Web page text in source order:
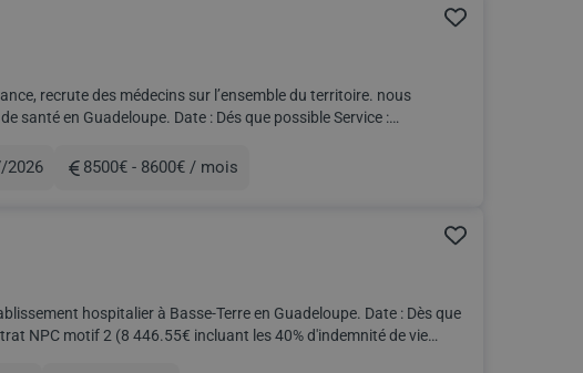
recrute des médecins sur l’ensemble du territoire. nous
: Dés que possible Service :
2026
Rémunération
8500€ - 8600€ / mois
hospitalier à Basse-Terre en Guadeloupe. Date : Dès que
NPC motif 2 (8 446.55€ incluant les 40% d'indemnité de vie